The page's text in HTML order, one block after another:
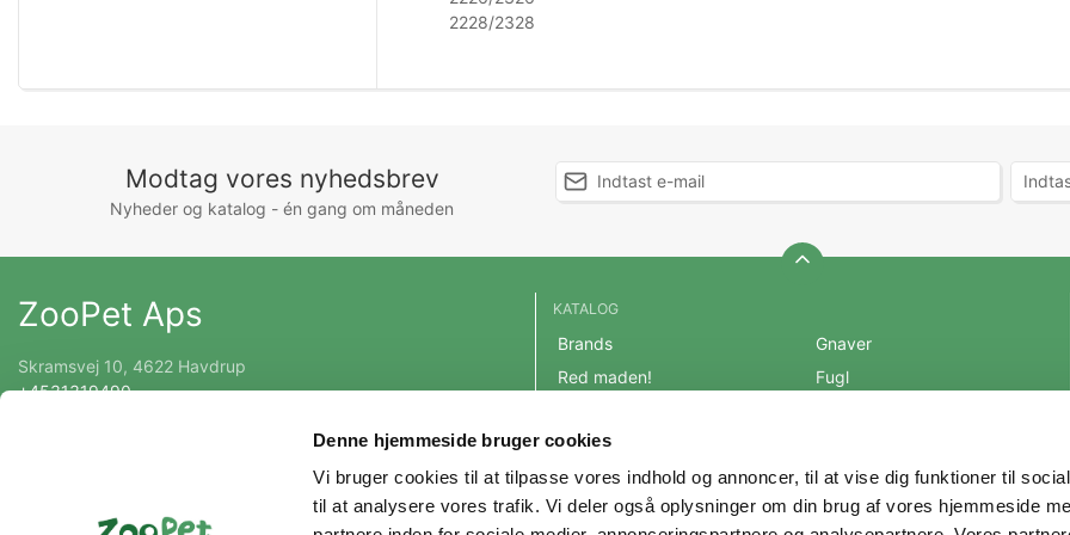
Denne hjemmeside bruger cookies
Vi bruger cookies til at tilpasse vores indhold og annoncer, til at vise dig funktioner til
til at analysere vores trafik. Vi deler også oplysninger om din brug af vores hjemmeside
2228/2328
Modtag vores nyhedsbrev
Nyheder og katalog - én gang om måneden
ZooPet Aps
Skramsvej 10, 4622 Havdrup
+4531319490
KATALOG
Brands
Red maden!
Mest populære varer
OUTLET
Hund
Gnaver
Fugl
Hest
Andre Dyr